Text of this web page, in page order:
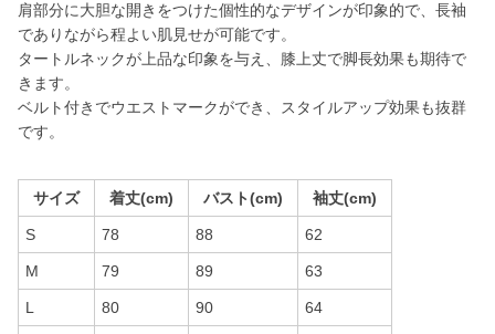
肩部分に大胆な開きをつけた個性的なデザインが印象的で、長袖
でありながら程よい肌見せが可能です。
タートルネックが上品な印象を与え、膝上丈で脚長効果も期待で
きます。
ベルト付きでウエストマークができ、スタイルアップ効果も抜群
です。
サイズ 着丈(cm) バスト(cm) 袖丈(cm)
S 78 88 62
M 79 89 63
L 80 90 64